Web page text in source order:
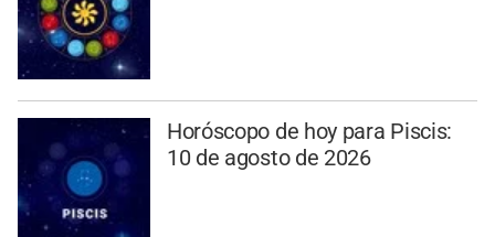
Horóscopo de hoy para Piscis:
10 de agosto de 2026